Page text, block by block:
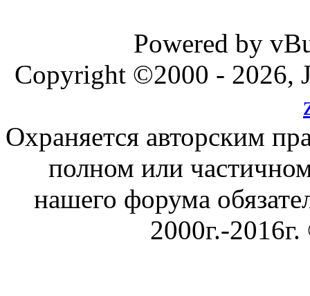
Powered by
Copyright ©2000 - 2026,
Охраняется авторским
полном или
нашего форума
2000г.-